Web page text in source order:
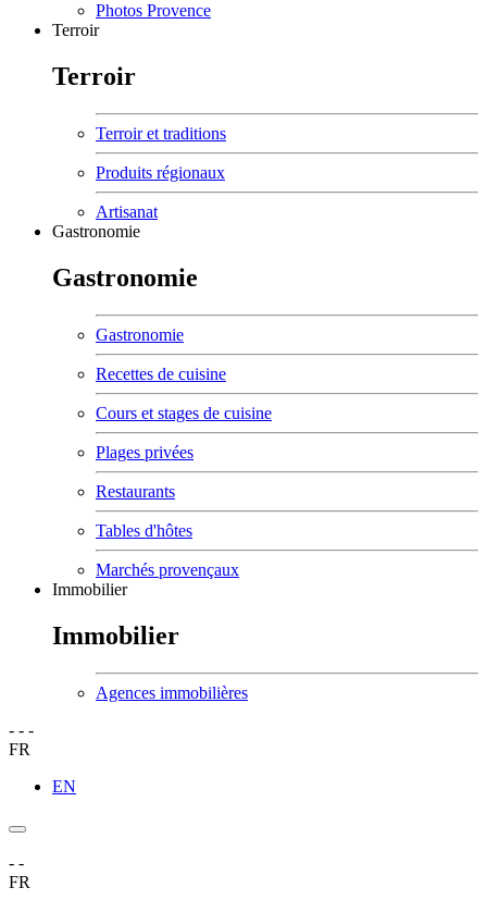
Photos Provence
Terroir
Terroir
Terroir et traditions
Produits régionaux
Artisanat
Gastronomie
Gastronomie
Gastronomie
Recettes de cuisine
Cours et stages de cuisine
Plages privées
Restaurants
Tables d'hôtes
Marchés provençaux
Immobilier
Immobilier
Agences immobilières
- - -
FR
EN
- -
FR